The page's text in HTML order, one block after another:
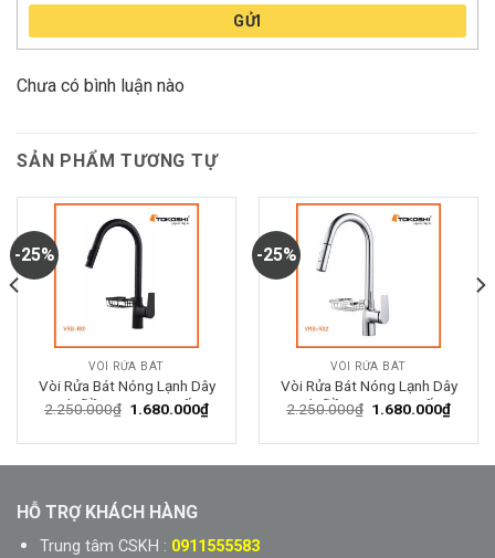
GỬI
Chưa có bình luận nào
SẢN PHẨM TƯƠNG TỰ
-25%
VÒI RỬA BÁT
Vòi Rửa Bát Nóng Lạnh Dây
Rút Đồng Mạ Cao Cấp
VDR01 – Sang Trọng, Bền
Bỉ, Tiện Lợi
2.250.000₫ Giá
1.680.000₫Giá
1.680.000₫.
-25%
VÒI RỬA BÁT
Vòi Rửa Bát Nóng Lạnh Dây
Rút Đồng Mạ Cao Cấp
VDR02 – Sang Trọng, Bền
Bỉ, Tiện Lợi
2.250.000₫ Giá
1.680.000₫Giá
HỖ TRỢ KHÁCH HÀNG
Trung tâm CSKH : 0911555583